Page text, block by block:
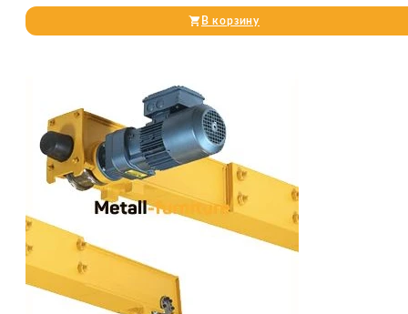
В корзину